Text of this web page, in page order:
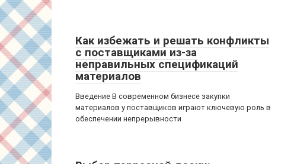
Как избежать и решать конфликты
с поставщиками из-за
неправильных спецификаций
материалов
Введение В современном бизнесе закупки
материалов у поставщиков играют ключевую роль в
обеспечении непрерывности